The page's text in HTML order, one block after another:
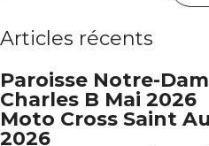
Articles récents
Paroisse Notre-
Charles B Mai 2026
Moto Cross Saint
2026